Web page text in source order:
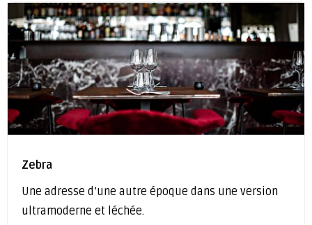
Zebra
Une adresse d’une autre époque dans une version
ultramoderne et léchée.